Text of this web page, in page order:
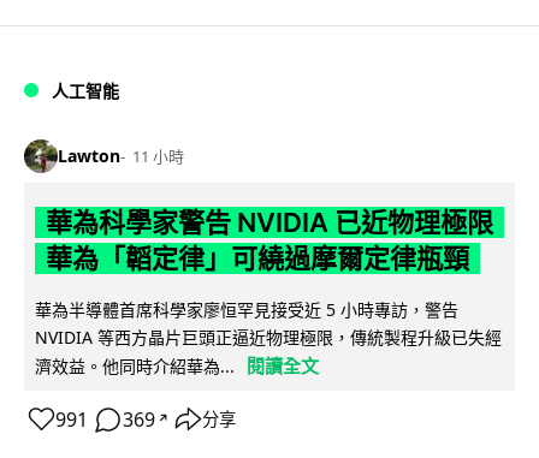
人工智能
Lawton 11 小時
華為科學家警告 NVIDIA 已近物理極限
華為「韜定律」可繞過摩爾定律瓶頸
華為半導體首席科學家廖恒罕見接受近 5 小時專訪，警告
NVIDIA 等西方晶片巨頭正逼近物理極限，傳統製程升級已失經
濟效益。他同時介紹華為...
閱讀全文
991 369 ↗ 分享